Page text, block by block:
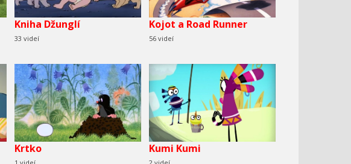
Kniha Džunglí
33 videí
Kojot a Road Runner
56 videí
Krtko Kumi Kumi